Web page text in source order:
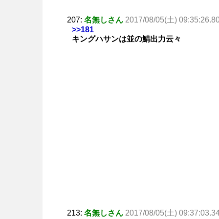
207: 名無しさん 2017/08/05(土)
>>181
キングハサンは並の鯖出力云々
213: 名無しさん 2017/08/05(土)